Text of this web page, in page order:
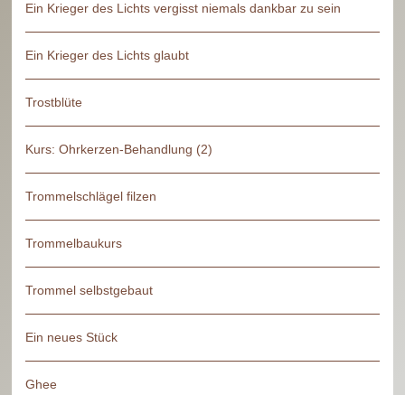
Ein Krieger des Lichts vergisst niemals dankbar zu sein
Ein Krieger des Lichts glaubt
Trostblüte
Kurs: Ohrkerzen-Behandlung (2)
Trommelschlägel filzen
Trommelbaukurs
Trommel selbstgebaut
Ein neues Stück
Ghee